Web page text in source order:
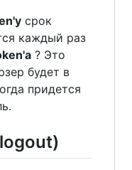
срок
каждый раз
? Это
будет в
придется